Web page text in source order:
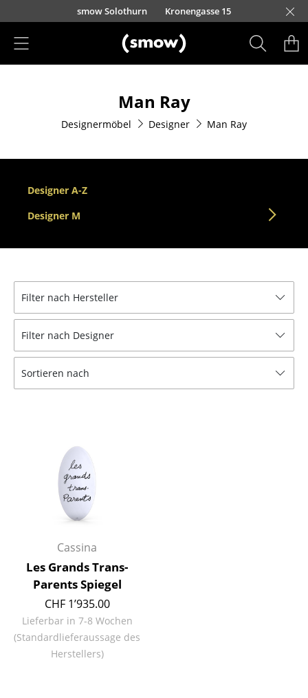
Direkt zum Inhaltsmow Solothurn Kronengasse 15
Esszimmerstühle
Sofas
Sessel
Loungesessel
Barhocker
Bänke & Liegen
Sitzsäcke
Schaukelstühle
Bürodrehstühle
Konferenzstühle
Bürosessel
Einzelteile
... alle Sitzmöbel
Tische
Esstische
Man Ray
Designermöbel Designer Man Ray
Designer A-Z
Designer M
Filter nach Hersteller
Filter nach Designer
Sortieren nach
Cassina
Les Grands Trans-
Parents Spiegel
CHF 1’935.00
Lieferbar in 7-8 Wochen
(Standardlieferaussage des
Herstellers)